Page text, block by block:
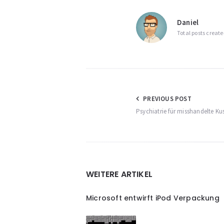
Daniel
Total posts
PREVIOUS POST
Psychiatrie für misshandelte
Widgets
WEITERE ARTIKEL
Microsoft entwirft iPod Verpackung